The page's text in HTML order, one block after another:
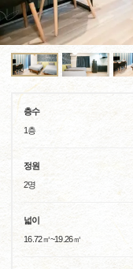
층수
1층
정원
2명
넓이
16.72㎡~19.26㎡